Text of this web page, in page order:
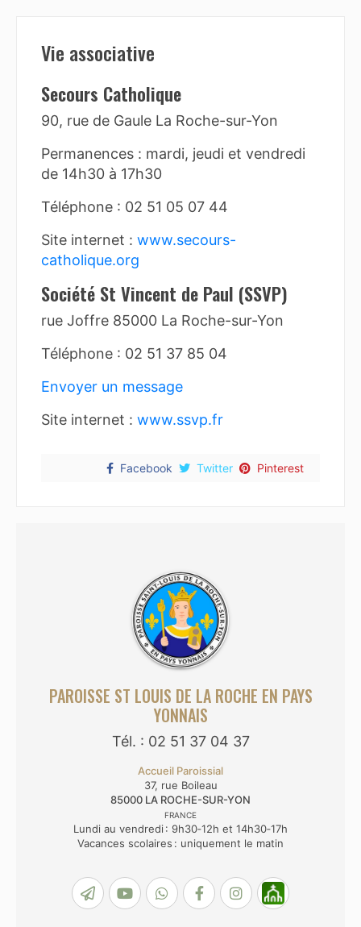
PAROISSE ST LOUIS DE LA ROCHE EN PAYS
YONNAIS
Tél. : 02 51 37 04 37
Accueil Paroissial
37, rue Boileau
85000 LA ROCHE-SUR-YON
FRANCE
Lundi au vendredi : 9h30‑12h et 14h30‑17h
Vacances scolaires : uniquement le matin
Vie associative
Secours Catholique
90, rue de Gaule La Roche-sur-Yon
Permanences : mardi, jeudi et vendredi
de 14h30 à 17h30
Téléphone : 02 51 05 07 44
Site internet : www.secours-
catholique.org
Société St Vincent de Paul (SSVP)
rue Joffre 85000 La Roche-sur-Yon
Téléphone : 02 51 37 85 04
Envoyer un message
Site internet : www.ssvp.fr
Facebook Twitter Pinterest